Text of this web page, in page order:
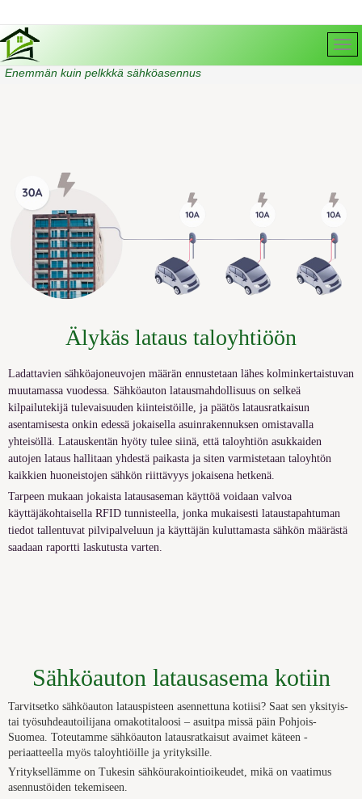
Enemmän kuin pelkkkä sähköasennus
Älykäs lataus taloyhtiöön
Ladattavien sähköajoneuvojen määrän ennustetaan lähes kolminkertaistuvan
muutamassa vuodessa. Sähköauton latausmahdollisuus on selkeä
kilpailutekijä tulevaisuuden kiinteistöille, ja päätös latausratkaisun
asentamisesta onkin edessä jokaisella asuinrakennuksen omistavalla
yhteisöllä. Latauskentän hyöty tulee siinä, että taloyhtiön asukkaiden
autojen lataus hallitaan yhdestä paikasta ja siten varmistetaan taloyhtön
kaikkien huoneistojen sähkön riittävyys jokaisena hetkenä.
Tarpeen mukaan jokaista latausaseman käyttöä voidaan valvoa
käyttäjäkohtaisella RFID tunnisteella, jonka mukaisesti lataustapahtuman
tiedot tallentuvat pilvipalveluun ja käyttäjän kuluttamasta sähkön määrästä
saadaan raportti laskutusta varten.
Sähköauton latausasema kotiin
Tarvitsetko sähköauton latauspisteen asennettuna kotiisi? Saat sen yksityis-
tai työsuhdeautoilijana omakotitaloosi – asuitpa missä päin Pohjois-
Suomea. Toteutamme sähköauton latausratkaisut avaimet käteen -
periaatteella myös taloyhtiöille ja yrityksille.
Yrityksellämme on Tukesin sähköurakointioikeudet, mikä on vaatimus
asennustöiden tekemiseen.